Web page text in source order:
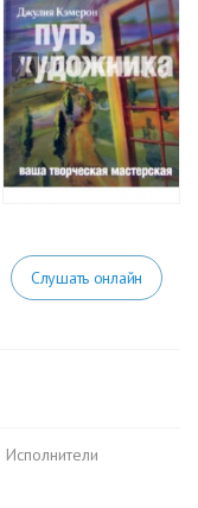
Слушать онлайн
Исполнители